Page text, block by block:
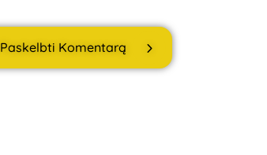
Paskelbti Komentarą